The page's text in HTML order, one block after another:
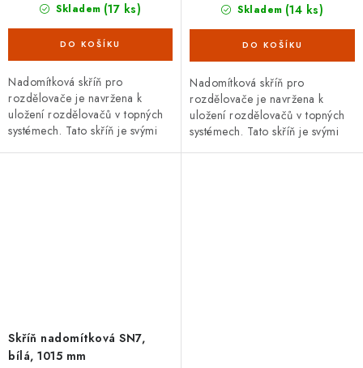
Skladem (17 ks)
Nadomítková skříň pro
rozdělovače je navržena k
uložení rozdělovačů v topných
systémech. Tato skříň je svými
Skladem (14 ks)
Nadomítková skříň pro
rozdělovače je navržena k
uložení rozdělovačů v topných
systémech. Tato skříň je svými
Skříň nadomítková SN7,
bílá, 1015 mm